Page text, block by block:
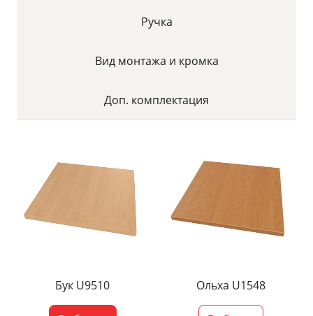
Ручка
Вид монтажа и кромка
Доп. комплектация
Бук U9510 Ольха U1548